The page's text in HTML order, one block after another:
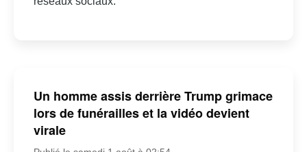
Un homme assis derrière Trump grimace
lors de funérailles et la vidéo devient
virale